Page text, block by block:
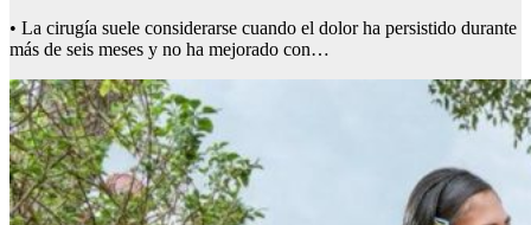
• La cirugía suele considerarse cuando el dolor ha persistido durante
más de seis meses y no ha mejorado con…